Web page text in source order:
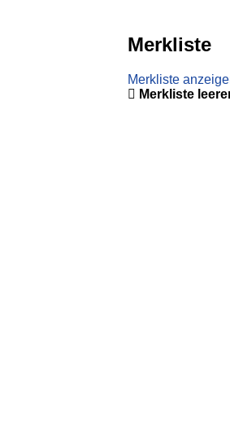
Merkliste
Merkliste
Merkliste